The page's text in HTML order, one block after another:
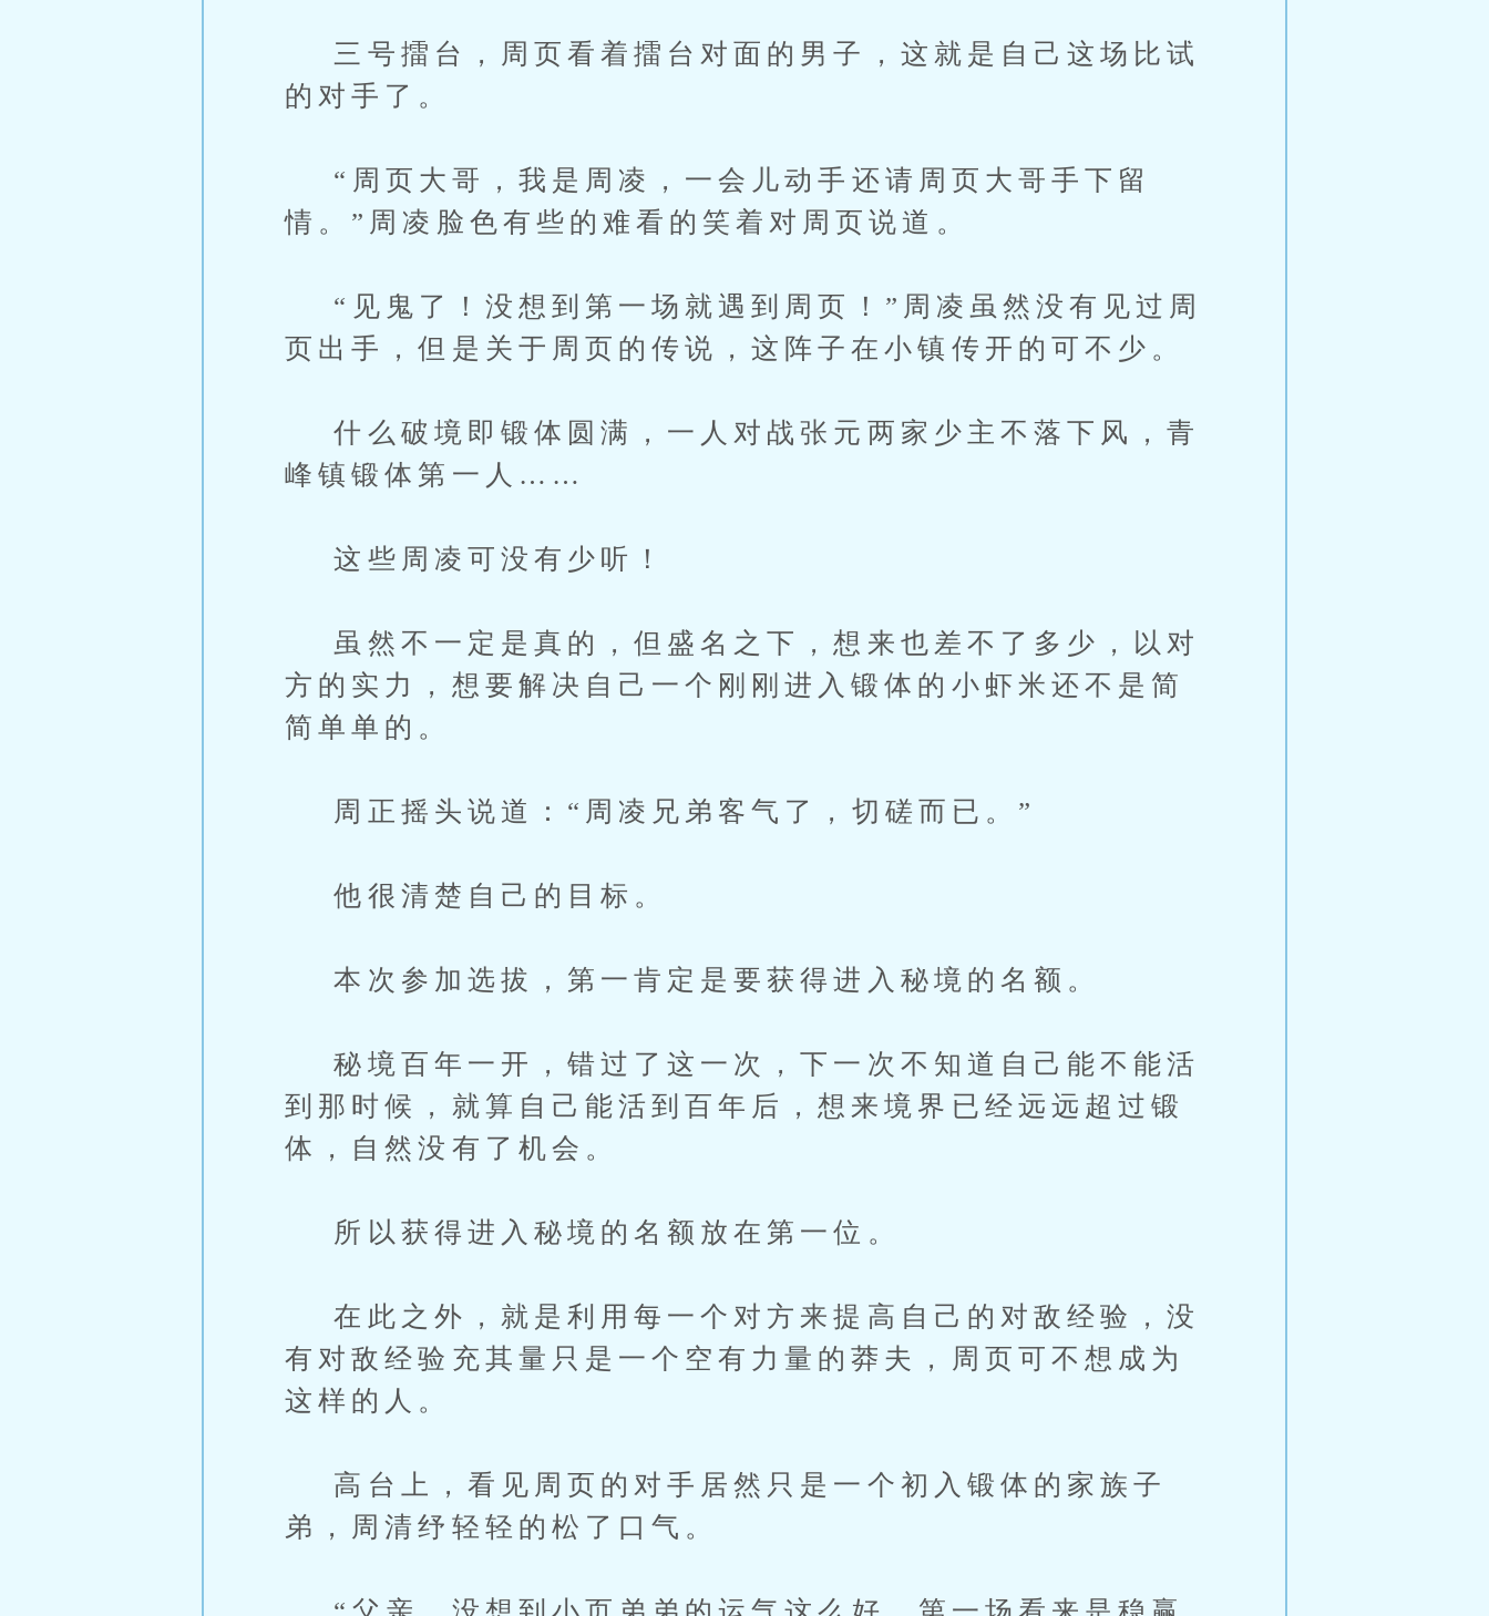
三号擂台，周页看着擂台对面的男子，这就是自己这场比试
的对手了。
“周页大哥，我是周凌，一会儿动手还请周页大哥手下留
情。”周凌脸色有些的难看的笑着对周页说道。
“见鬼了！没想到第一场就遇到周页！”周凌虽然没有见过周
页出手，但是关于周页的传说，这阵子在小镇传开的可不少。
什么破境即锻体圆满，一人对战张元两家少主不落下风，青
峰镇锻体第一人……
这些周凌可没有少听！
虽然不一定是真的，但盛名之下，想来也差不了多少，以对
方的实力，想要解决自己一个刚刚进入锻体的小虾米还不是简
简单单的。
周正摇头说道：“周凌兄弟客气了，切磋而已。”
他很清楚自己的目标。
本次参加选拔，第一肯定是要获得进入秘境的名额。
秘境百年一开，错过了这一次，下一次不知道自己能不能活
到那时候，就算自己能活到百年后，想来境界已经远远超过锻
体，自然没有了机会。
所以获得进入秘境的名额放在第一位。
在此之外，就是利用每一个对方来提高自己的对敌经验，没
有对敌经验充其量只是一个空有力量的莽夫，周页可不想成为
这样的人。
高台上，看见周页的对手居然只是一个初入锻体的家族子
弟，周清纾轻轻的松了口气。